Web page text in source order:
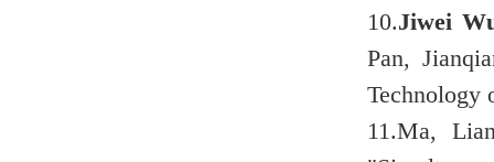
10.Jiwei
Pan,
Technology
11.Ma,